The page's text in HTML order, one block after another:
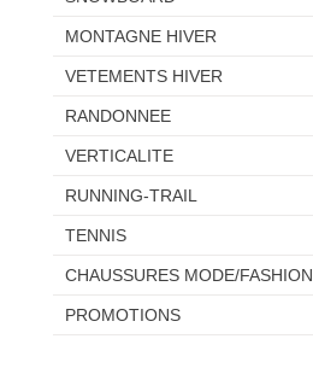
MONTAGNE HIVER
VETEMENTS HIVER
RANDONNEE
VERTICALITE
RUNNING-TRAIL
TENNIS
CHAUSSURES MODE/FASHION
PROMOTIONS